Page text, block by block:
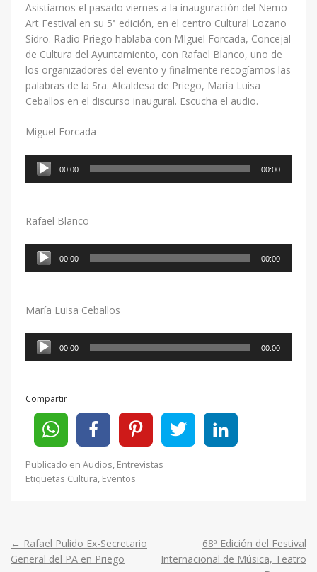
Asistíamos el pasado viernes a la inauguración del Nemo
Art Festival en su 5ª edición, en el centro Cultural Lozano
Sidro. Radio Priego hablaba con MIguel Forcada, Concejal
de Cultura del Ayuntamiento, con Rafael Blanco, uno de
los organizadores del evento y finalmente recogíamos las
palabras de la Sra. Alcaldesa de Priego, María Luisa
Ceballos en el discurso inaugural. Escucha el audio.
Miguel Forcada
Reproductor
00:00 00:00
Rafael Blanco
Reproductor
00:00 00:00
María Luisa Ceballos
Reproductor
00:00 00:00
Compartir
Publicado en Audios, Entrevistas
Etiquetas Cultura, Eventos
Post
← Rafael Pulido Ex-Secretario
General del PA en Priego
68ª Edición del Festival
Internacional de Música, Teatro